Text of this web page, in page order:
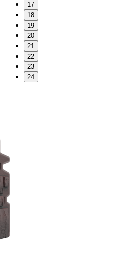
17
18
19
20
21
22
23
24